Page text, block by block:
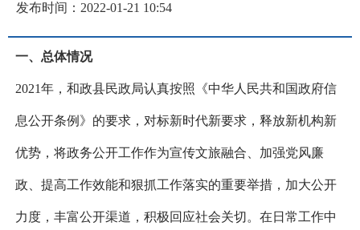
发布时间：2022-01-21 10:54
一、总体情况
2021年， 和政县民政局认真按照《中华人民共和国政府信
息公开条例》的要求，对标新时代新要求，释放新机构新
优势，将政务公开工作作为宣传文旅融合、加强党风廉
政、提高工作效能和狠抓工作落实的重要举措，加大公开
力度，丰富公开渠道，积极回应社会关切。在日常工作中